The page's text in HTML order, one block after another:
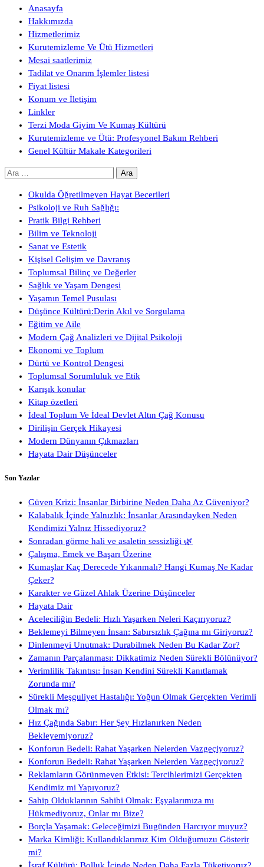
Anasayfa
Hakkımızda
Hizmetlerimiz
Kurutemizleme Ve Ütü Hizmetleri
Mesai saatlerimiz
Tadilat ve Onarım İşlemler listesi
Fiyat listesi
Konum ve İletişim
Linkler
Terzi Moda Giyim Ve Kumaş Kültürü
Kurutemizleme ve Ütü: Profesyonel Bakım Rehberi
Genel Kültür Makale Kategorileri
Arama:
Okulda Öğretilmeyen Hayat Becerileri
Psikoloji ve Ruh Sağlığı:
Pratik Bilgi Rehberi
Bilim ve Teknoloji
Sanat ve Estetik
Kişisel Gelişim ve Davranış
Toplumsal Bilinç ve Değerler
Sağlık ve Yaşam Dengesi
Yaşamın Temel Pusulası
Düşünce Kültürü:Derin Akıl ve Sorgulama
Eğitim ve Aile
Modern Çağ Analizleri ve Dijital Psikoloji
Ekonomi ve Toplum
Dürtü ve Kontrol Dengesi
Toplumsal Sorumluluk ve Etik
Karışık konular
Kitap özetleri
İdeal Toplum Ve İdeal Devlet Altın Çağ Konusu
Dirilişin Gerçek Hikayesi
Modern Dünyanın Çıkmazları
Hayata Dair Düşünceler
Son Yazılar
Güven Krizi: İnsanlar Birbirine Neden Daha Az Güveniyor?
Kalabalık İçinde Yalnızlık: İnsanlar Arasındayken Neden
Kendimizi Yalnız Hissediyoruz?
Sonradan görme hali ve asaletin sessizliği 🌿
Çalışma, Emek ve Başarı Üzerine
Kumaşlar Kaç Derecede Yıkanmalı? Hangi Kumaş Ne Kadar
Çeker?
Karakter ve Güzel Ahlak Üzerine Düşünceler
Hayata Dair
Aceleciliğin Bedeli: Hızlı Yaşarken Neleri Kaçırıyoruz?
Beklemeyi Bilmeyen İnsan: Sabırsızlık Çağına mı Giriyoruz?
Dinlenmeyi Unutmak: Durabilmek Neden Bu Kadar Zor?
Zamanın Parçalanması: Dikkatimiz Neden Sürekli Bölünüyor?
Verimlilik Takıntısı: İnsan Kendini Sürekli Kanıtlamak
Zorunda mı?
Sürekli Meşguliyet Hastalığı: Yoğun Olmak Gerçekten Verimli
Olmak mı?
Hız Çağında Sabır: Her Şey Hızlanırken Neden
Bekleyemiyoruz?
Konforun Bedeli: Rahat Yaşarken Nelerden Vazgeçiyoruz?
Konforun Bedeli: Rahat Yaşarken Nelerden Vazgeçiyoruz?
Reklamların Görünmeyen Etkisi: Tercihlerimizi Gerçekten
Kendimiz mi Yapıyoruz?
Sahip Olduklarının Sahibi Olmak: Eşyalarımıza mı
Hükmediyoruz, Onlar mı Bize?
Borçla Yaşamak: Geleceğimizi Bugünden Harcıyor muyuz?
Marka Kimliği: Kullandıklarımız Kim Olduğumuzu Gösterir
mi?